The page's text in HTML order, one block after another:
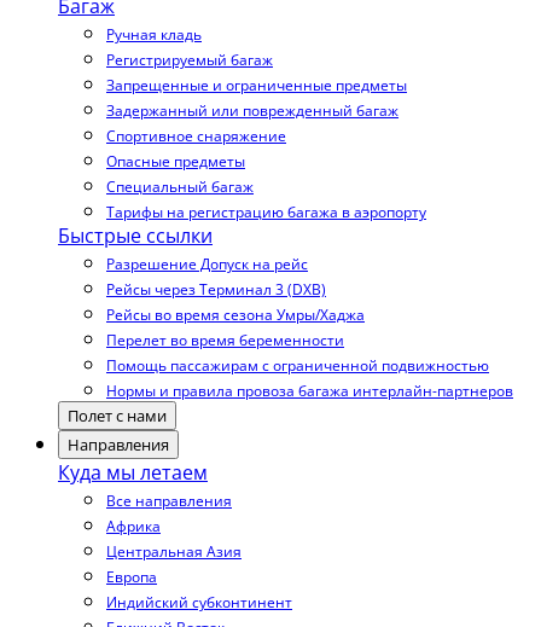
Багаж
Ручная кладь
Регистрируемый багаж
Запрещенные и ограниченные предметы
Задержанный или поврежденный багаж
Спортивное снаряжение
Опасные предметы
Специальный багаж
Тарифы на регистрацию багажа в аэропорту
Быстрые ссылки
Разрешение Допуск на рейс
Рейсы через Терминал 3 (DXB)
Рейсы во время сезона Умры/Хаджа
Перелет во время беременности
Помощь пассажирам с ограниченной подвижностью
Нормы и правила провоза багажа интерлайн-партнеров
Полет с нами
Направления
Куда мы летаем
Все направления
Африка
Центральная Азия
Европа
Индийский субконтинент